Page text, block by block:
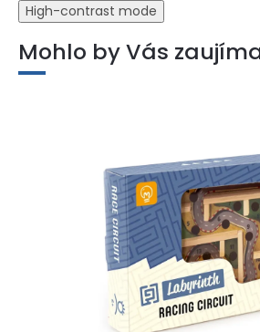
High-contrast mode
Mohlo by Vás